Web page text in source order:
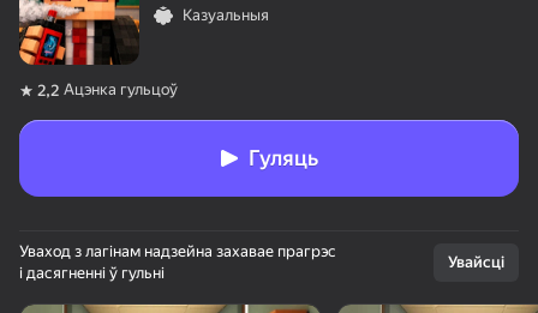
Казуальныя
2,2 Ацэнка гульцоў
Гуляць
Уваход з лагінам надзейна захавае прагрэс
і дасягненні ў гульні
Увайсці